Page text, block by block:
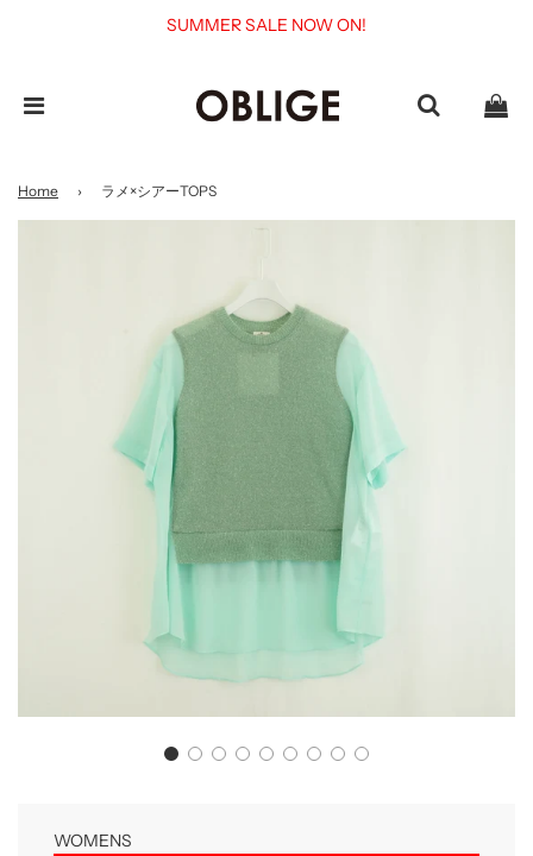
SUMMER SALE NOW ON!
Home › ラメ×シアーTOPS
WOMENS